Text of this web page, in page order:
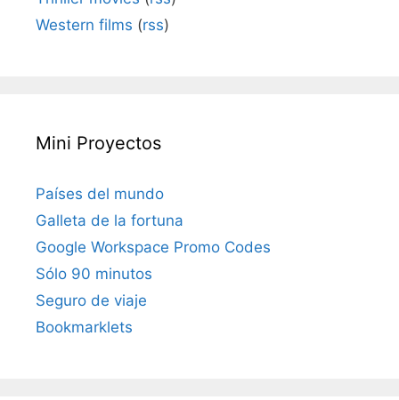
Western films (rss)
Mini Proyectos
Países del mundo
Galleta de la fortuna
Google Workspace Promo Codes
Sólo 90 minutos
Seguro de viaje
Bookmarklets